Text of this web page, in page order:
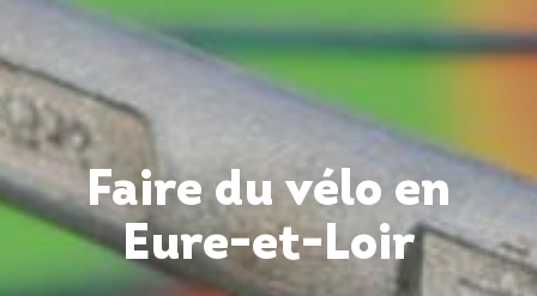
Faire du vélo en
Eure-et-Loir